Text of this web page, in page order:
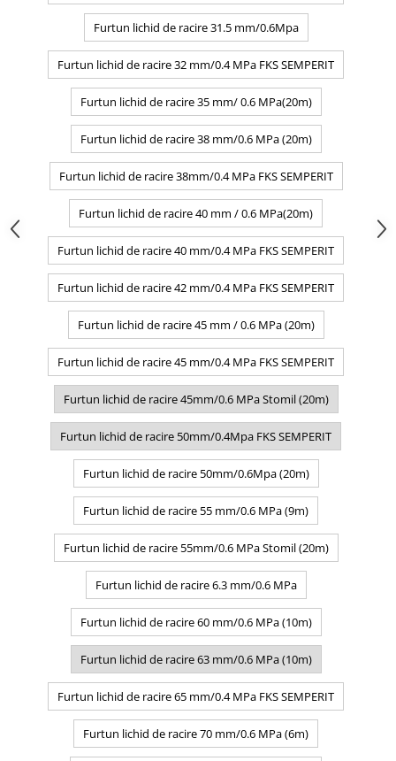
Furtun lichid de racire 31.5 mm/0.6Mpa
Furtun lichid de racire 32 mm/0.4 MPa FKS SEMPERIT
Furtun lichid de racire 35 mm/ 0.6 MPa(20m)
Furtun lichid de racire 38 mm/0.6 MPa (20m)
Furtun lichid de racire 38mm/0.4 MPa FKS SEMPERIT
Furtun lichid de racire 40 mm / 0.6 MPa(20m)
Furtun lichid de racire 40 mm/0.4 MPa FKS SEMPERIT
Furtun lichid de racire 42 mm/0.4 MPa FKS SEMPERIT
Furtun lichid de racire 45 mm / 0.6 MPa (20m)
Furtun lichid de racire 45 mm/0.4 MPa FKS SEMPERIT
Furtun lichid de racire 45mm/0.6 MPa Stomil (20m)
Furtun lichid de racire 50mm/0.4Mpa FKS SEMPERIT
Furtun lichid de racire 50mm/0.6Mpa (20m)
Furtun lichid de racire 55 mm/0.6 MPa (9m)
Furtun lichid de racire 55mm/0.6 MPa Stomil (20m)
Furtun lichid de racire 6.3 mm/0.6 MPa
Furtun lichid de racire 60 mm/0.6 MPa (10m)
Furtun lichid de racire 63 mm/0.6 MPa (10m)
Furtun lichid de racire 65 mm/0.4 MPa FKS SEMPERIT
Furtun lichid de racire 70 mm/0.6 MPa (6m)